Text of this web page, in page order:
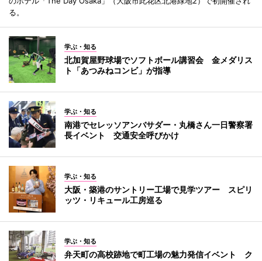
る。
学ぶ・知る
北加賀屋野球場でソフトボール講習会 金メダリス
ト「あつみねコンビ」が指導
学ぶ・知る
南港でセレッソアンバサダー・丸橋さん一日警察署
長イベント 交通安全呼びかけ
学ぶ・知る
大阪・築港のサントリー工場で見学ツアー スピリ
ッツ・リキュール工房巡る
学ぶ・知る
弁天町の高校跡地で町工場の魅力発信イベント ク